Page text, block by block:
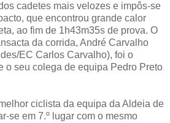
cadetes mais velozes e impôs-se
que encontrou grande calor
ao fim de 1h43m35s de prova. O
da corrida, André Carvalho
EC Carlos Carvalho), foi o
o seu colega de equipa Pedro Preto
ciclista da equipa da Aldeia de
se em 7.º lugar com o mesmo